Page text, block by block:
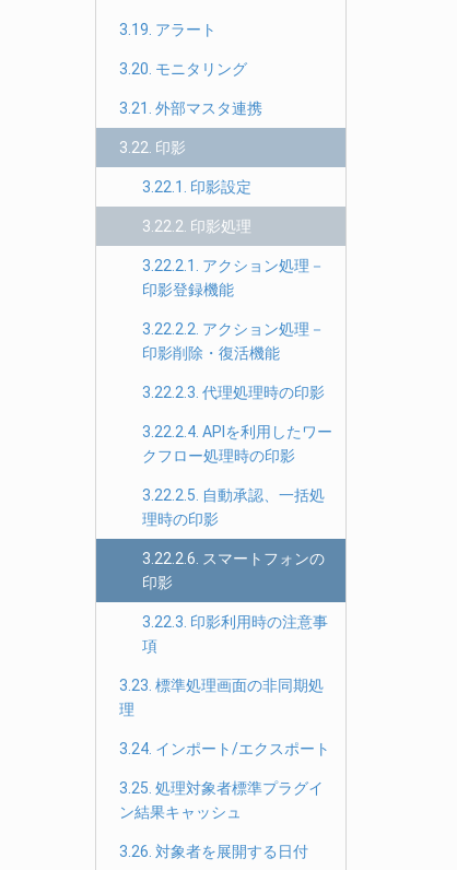
3.19. アラート
3.20. モニタリング
3.21. 外部マスタ連携
3.22. 印影
3.22.1. 印影設定
3.22.2. 印影処理
3.22.2.1. アクション処理－
印影登録機能
3.22.2.2. アクション処理－
印影削除・復活機能
3.22.2.3. 代理処理時の印影
3.22.2.4. APIを利用したワー
クフロー処理時の印影
3.22.2.5. 自動承認、一括処
理時の印影
3.22.2.6. スマートフォンの
印影
3.22.3. 印影利用時の注意事
項
3.23. 標準処理画面の非同期処
理
3.24. インポート/エクスポート
3.25. 処理対象者標準プラグイ
ン結果キャッシュ
3.26. 対象者を展開する日付